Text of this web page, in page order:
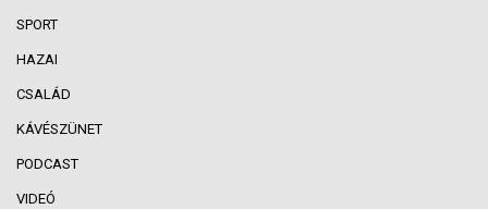
SPORT
HAZAI
CSALÁD
KÁVÉSZÜNET
PODCAST
VIDEÓ